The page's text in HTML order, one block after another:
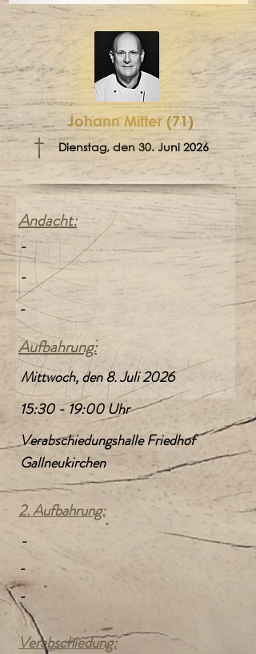
Johann Mitter (71)
Dienstag, den 30. Juni 2026
†
Andacht:
-
-
-
Aufbahrung:
Mittwoch, den 8. Juli 2026
15:30 - 19:00 Uhr
Verabschiedungshalle Friedhof
Gallneukirchen
2. Aufbahrung:
-
-
-
Verabschiedung: